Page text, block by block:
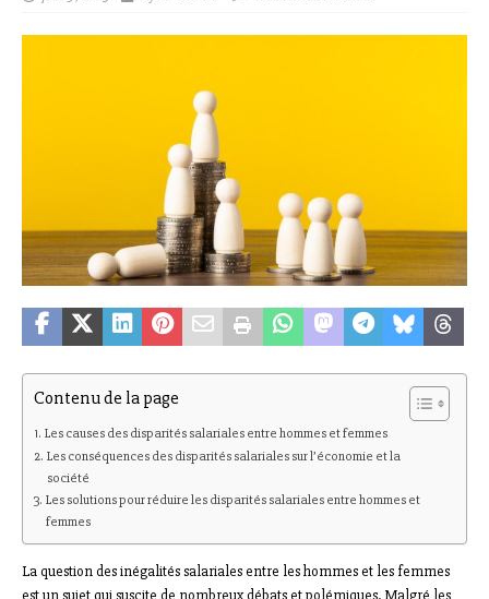
Contenu de la page
Les causes des disparités salariales entre hommes et femmes
Les conséquences des disparités salariales sur l’économie et la
société
Les solutions pour réduire les disparités salariales entre hommes et
femmes
La question des inégalités salariales entre les hommes et les femmes
est un sujet qui suscite de nombreux débats et polémiques. Malgré les